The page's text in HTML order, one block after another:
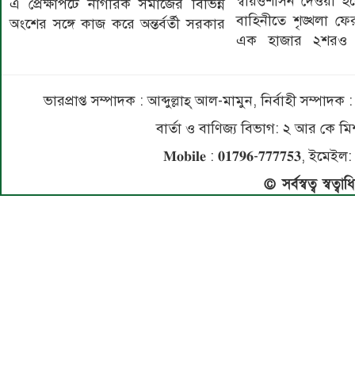
এ প্রেক্ষাপটে নাগরিক সমাজের বিভিন্ন
অংশের সঙ্গে কাজ করে অন্তর্বর্তী সরকার
বাহিনীতে শৃঙ্খলা
এক হাজার ২শরও
ভারপ্রাপ্ত সম্পাদক : আব্দুল্লাহ্ আল-মামুন, নির্বাহী
বার্তা ও বাণিজ্য বিভাগ: ২ আর কে
𝐌𝐨𝐛𝐢𝐥𝐞 : 𝟎𝟏𝟕𝟗𝟔-𝟕𝟕𝟕𝟕𝟓𝟑,
© সর্বস্বত্ব